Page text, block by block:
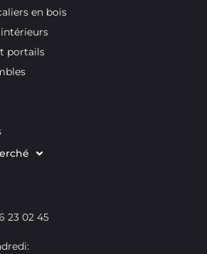
en bois
portails
23 02 45